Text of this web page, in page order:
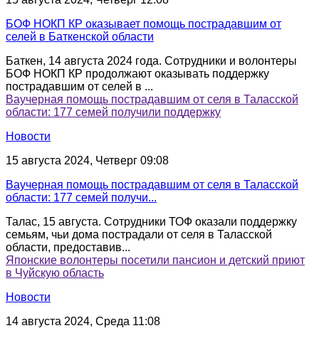
БОФ НОКП КР оказывает помощь пострадавшим от
селей в Баткенской области
Баткен, 14 августа 2024 года. Сотрудники и волонтеры
БОФ НОКП КР продолжают оказывать поддержку
пострадавшим от селей в ...
Ваучерная помощь пострадавшим от селя в Таласской
области: 177 семей получили поддержку
Новости
15 августа 2024, Четверг 09:08
Ваучерная помощь пострадавшим от селя в Таласской
области: 177 семей получи...
Талас, 15 августа. Сотрудники ТОФ оказали поддержку
семьям, чьи дома пострадали от селя в Таласской
области, предоставив...
Японские волонтеры посетили пансион и детский приют
в Чуйскую область
Новости
14 августа 2024, Среда 11:08